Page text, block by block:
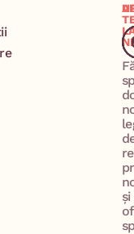
și